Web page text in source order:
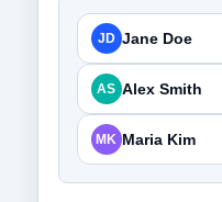
JD Jane Doe
AS Alex Smith
MK Maria Kim